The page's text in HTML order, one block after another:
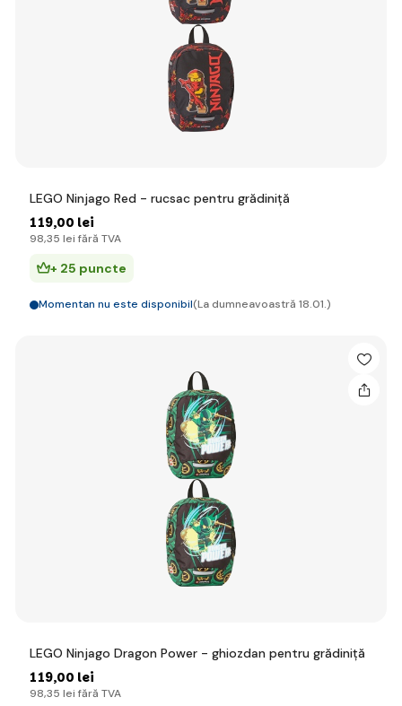
LEGO Ninjago Red - rucsac pentru grădiniță
119,00 lei
98,35 lei fără TVA
+ 25 puncte
Momentan nu este disponibil(La dumneavoastră 18.01.)
LEGO Ninjago Dragon Power - ghiozdan pentru grădiniță
119,00 lei
98,35 lei fără TVA